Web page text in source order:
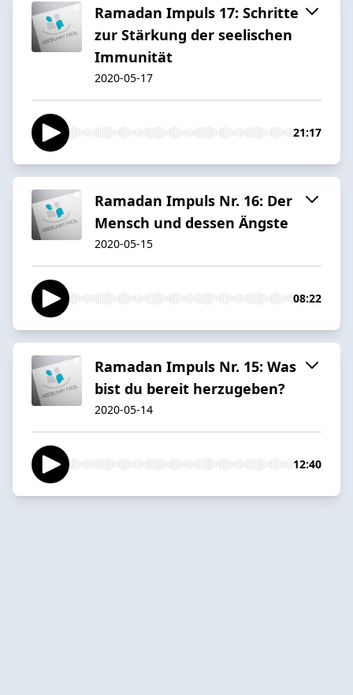
Ramadan Impuls 17: Schritte
zur Stärkung der seelischen
Immunität
2020-05-17
21:17
Ramadan Impuls Nr. 16: Der
Mensch und dessen Ängste
2020-05-15
08:22
Ramadan Impuls Nr. 15: Was
bist du bereit herzugeben?
2020-05-14
12:40